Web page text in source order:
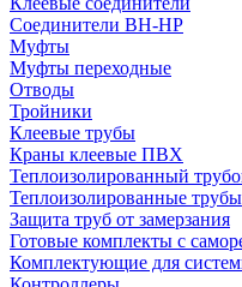
Соединители ВН-НР
Муфты
Муфты переходные
Отводы
Тройники
Клеевые трубы
Краны клеевые ПВХ
Теплоизолированный
Теплоизолированные трубы
Защита труб от замерзания
Готовые комплекты с
Комплектующие для